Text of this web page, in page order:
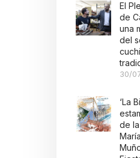
El
de
una
del
30/
‘La
de